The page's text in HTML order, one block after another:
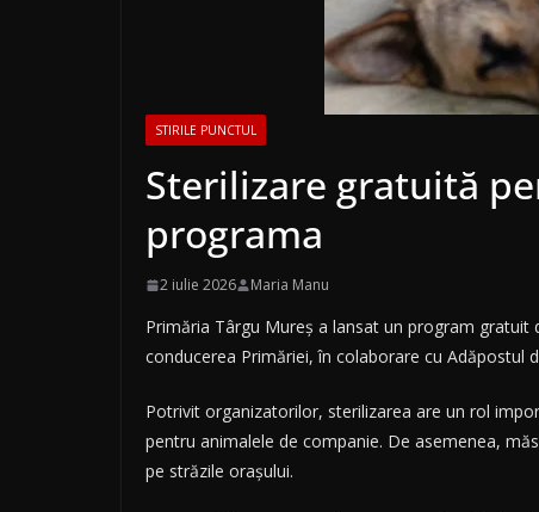
STIRILE PUNCTUL
Sterilizare gratuită
programa
2 iulie 2026 Maria Manu
Primăria Târgu Mureș a lansat un program
conducerea Primăriei, în colaborare cu Adăpostul
Potrivit organizatorilor, sterilizarea are un rol
pentru animalele de companie. De asemenea,
pe străzile orașului.